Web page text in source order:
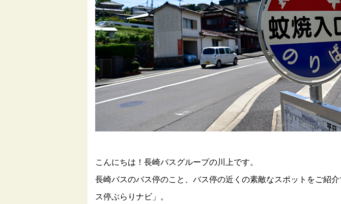
こんにちは！長崎バスグループの川上です。
長崎バスのバス停のこと、バス停の近くの素敵なスポットをご紹
ス停ぶらりナビ」。